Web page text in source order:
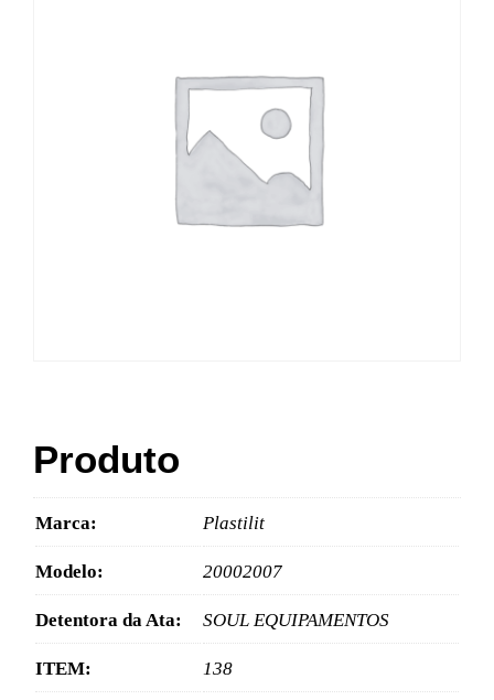
Produto
Marca: Plastilit
Modelo: 20002007
Detentora da Ata: SOUL EQUIPAMENTOS
ITEM: 138